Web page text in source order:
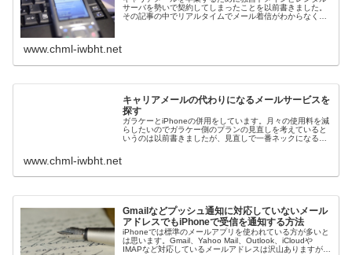
サーバを勢いで契約してしまったことを以前書きました。
その記事の中でリアルタイムでメール着信がわからなくて
www.chml-iwbht.net
キャリアメールの代わりになるメールサービスを
探す
ガラケーとiPhoneの併用をしています。月々の使用料を減
らしたいのでガラケー側のプランの見直しを考えていると
いうのは以前書きましたが、見直しで一番ネックになるの
www.chml-iwbht.net
Gmailなどプッシュ通知に対応していないメール
アドレスでもiPhoneで受信を通知する方法
iPhoneでは標準のメールアプリを使われている方が多いと
は思います。Gmail、Yahoo Mail、Outlook、iCloudや
IMAPなど対応しているメールアドレスは沢山ありますが、